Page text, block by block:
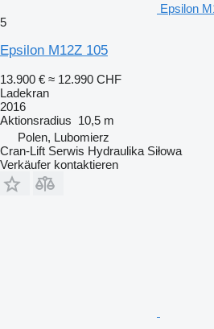
Epsilon
5
Epsilon M12Z 105
13.900 € ≈ 12.990 CHF
Ladekran
2016
Aktionsradius 10,5 m
Polen, Lubomierz
Cran-Lift Serwis Hydraulika Siłowa
Verkäufer kontaktieren